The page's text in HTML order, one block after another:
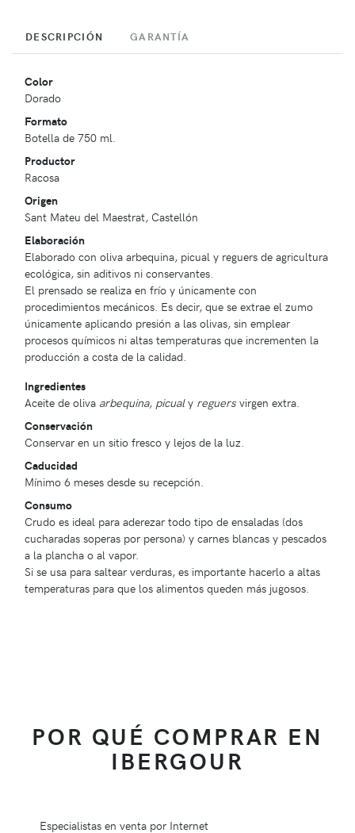
DESCRIPCIÓN GARANTÍA
Color
Dorado
Formato
Botella de 750 ml.
Productor
Racosa
Origen
Sant Mateu del Maestrat, Castellón
Elaboración
Elaborado con oliva arbequina, picual y reguers de agricultura
ecológica, sin aditivos ni conservantes.
El prensado se realiza en frío y únicamente con
procedimientos mecánicos. Es decir, que se extrae el zumo
únicamente aplicando presión a las olivas, sin emplear
procesos químicos ni altas temperaturas que incrementen la
producción a costa de la calidad.
Ingredientes
Aceite de oliva arbequina, picualy reguers virgen extra.
Conservación
Conservar en un sitio fresco y lejos de la luz.
Caducidad
Mínimo 6 meses desde su recepción.
Consumo
Crudo es ideal para aderezar todo tipo de ensaladas (dos
cucharadas soperas por persona) y carnes blancas y pescados
a la plancha o al vapor.
Si se usa para saltear verduras, es importante hacerlo a altas
temperaturas para que los alimentos queden más jugosos.
POR QUÉ COMPRAR EN
IBERGOUR
Especialistas en venta por Internet